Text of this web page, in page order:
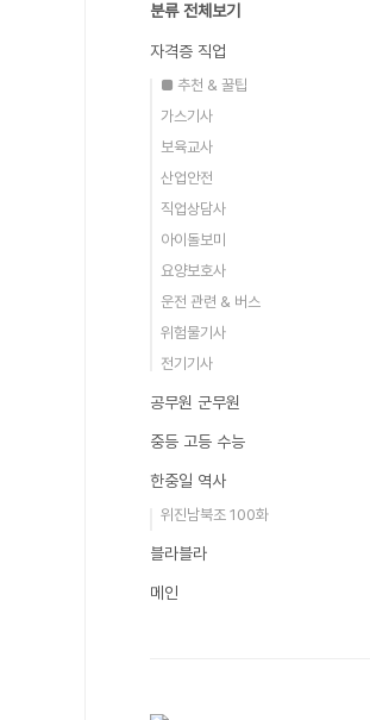
분류 전체보기
자격증 직업
■ 추천 & 꿀팁
가스기사
보육교사
산업안전
직업상담사
아이돌보미
요양보호사
운전 관련 & 버스
위험물기사
전기기사
공무원 군무원
중등 고등 수능
한중일 역사
위진남북조 100화
블라블라
메인